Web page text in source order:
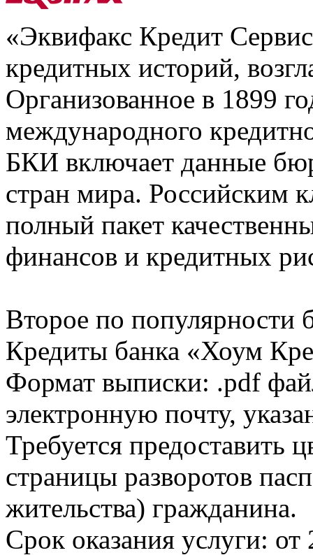
«Эквифакс Кредит
кредитных историй,
Организованное в 1899
международного
БКИ включает данные
стран мира. Российским
полный пакет
финансов и кредитных
Второе по популярности
Кредиты банка «Хоум
Формат выписки: .pdf
электронную почту,
Требуется предоставить
страницы разворотов
жительства) гражданина.
Срок оказания услуги: от